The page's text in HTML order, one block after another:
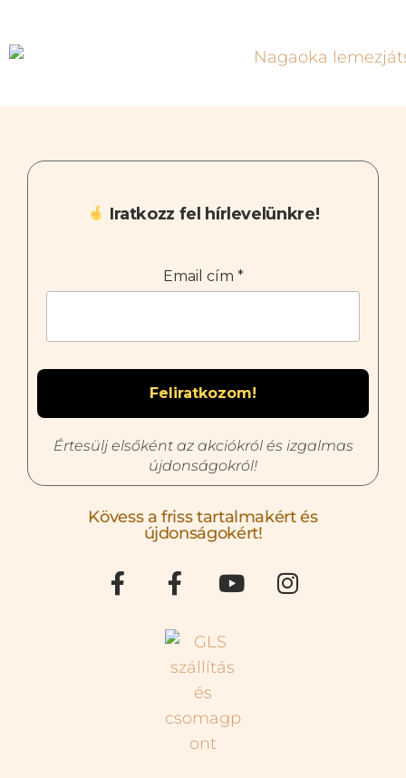
Iratkozz fel hírlevelünkre!
Email cím *
Értesülj elsőként az akciókról és izgalmas
újdonságokról!
Kövess a friss tartalmakért és
újdonságokért!